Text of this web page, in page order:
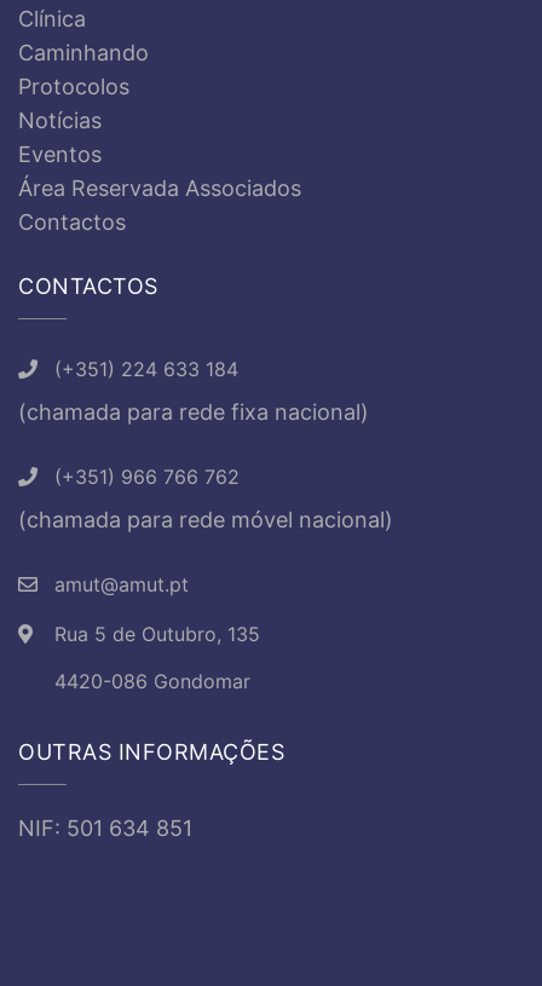
Clínica
Caminhando
Protocolos
Notícias
Eventos
Área Reservada Associados
Contactos
CONTACTOS
(+351) 224 633 184
(chamada para rede fixa nacional)
(+351) 966 766 762
(chamada para rede móvel nacional)
amut@amut.pt
Rua 5 de Outubro, 135
4420-086 Gondomar
OUTRAS INFORMAÇÕES
NIF: 501 634 851